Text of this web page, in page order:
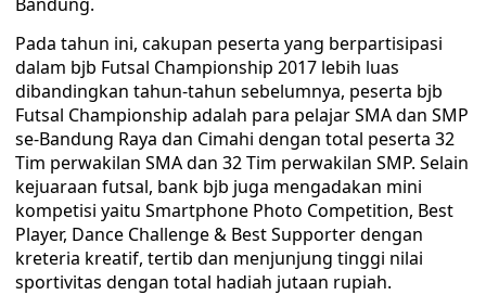
Pada tahun ini, cakupan peserta yang berpartisipasi
dalam bjb Futsal Championship 2017 lebih luas
dibandingkan tahun-tahun sebelumnya, peserta bjb
Futsal Championship adalah para pelajar SMA dan SMP
se-Bandung Raya dan Cimahi dengan total peserta 32
Tim perwakilan SMA dan 32 Tim perwakilan SMP. Selain
kejuaraan futsal, bank bjb juga mengadakan mini
kompetisi yaitu Smartphone Photo Competition, Best
Player, Dance Challenge & Best Supporter dengan
kreteria kreatif, tertib dan menjunjung tinggi nilai
sportivitas dengan total hadiah jutaan rupiah.